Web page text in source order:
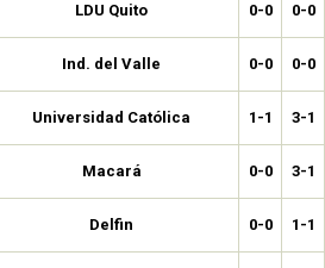
LDU Quito 0-0 0-0
Ind. del Valle 0-0 0-0
Universidad Católica 1-1 3-1
Macará 0-0 3-1
Delfin 0-0 1-1